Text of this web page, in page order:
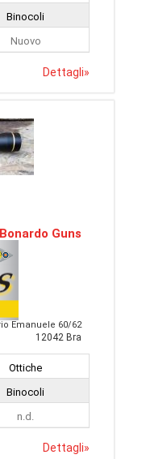
Binocoli
Nuovo
Dettagli»
Bonardo Guns
Emanuele 60/62
12042 Bra
Ottiche
Binocoli
n.d.
Dettagli»